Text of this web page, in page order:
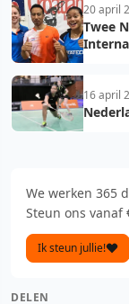
20 april
Twee
16 april
We werken 365
Steun ons vanaf
Ik steun jullie!
DELEN